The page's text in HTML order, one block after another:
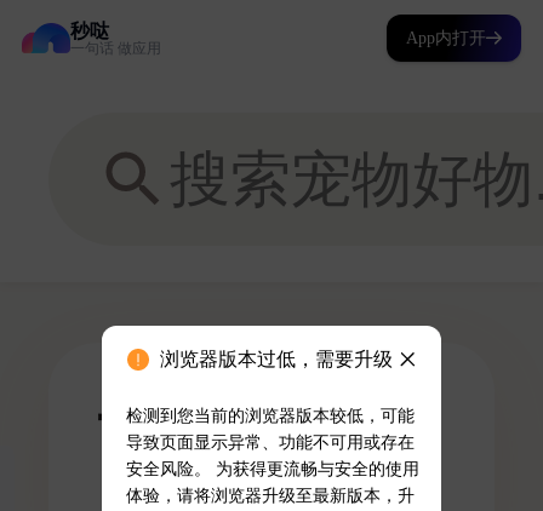
秒哒
一句话 做应用
App内打开
浏览器版本过低，需要升级
检测到您当前的浏览器版本较低，可能
导致页面显示异常、功能不可用或存在
安全风险。 为获得更流畅与安全的使用
体验，请将浏览器升级至最新版本，升